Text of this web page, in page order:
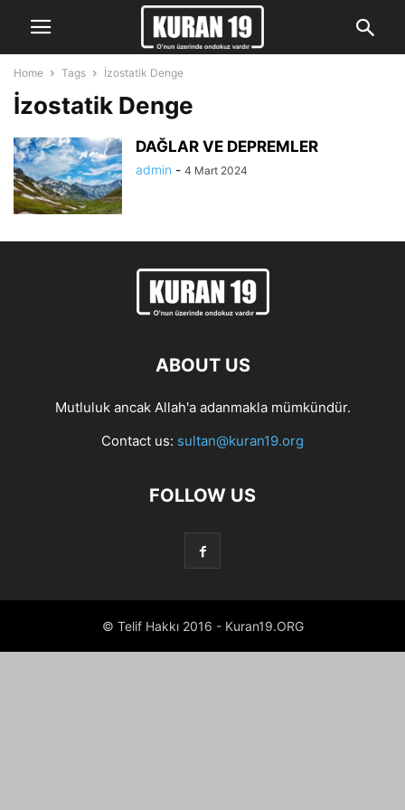
Home Tags İzostatik Denge
İzostatik Denge
DAĞLAR VE DEPREMLER
admin - 4 Mart 2024
ABOUT US
Mutluluk ancak Allah'a adanmakla mümkündür.
Contact us: sultan@kuran19.org
FOLLOW US
© Telif Hakkı 2016 - Kuran19.ORG